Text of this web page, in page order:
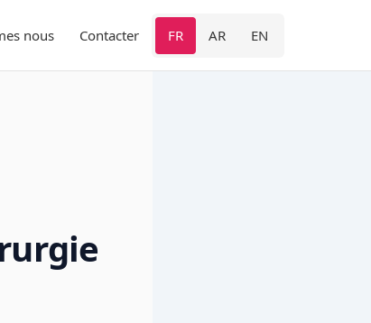
nous Contacter FR AR EN